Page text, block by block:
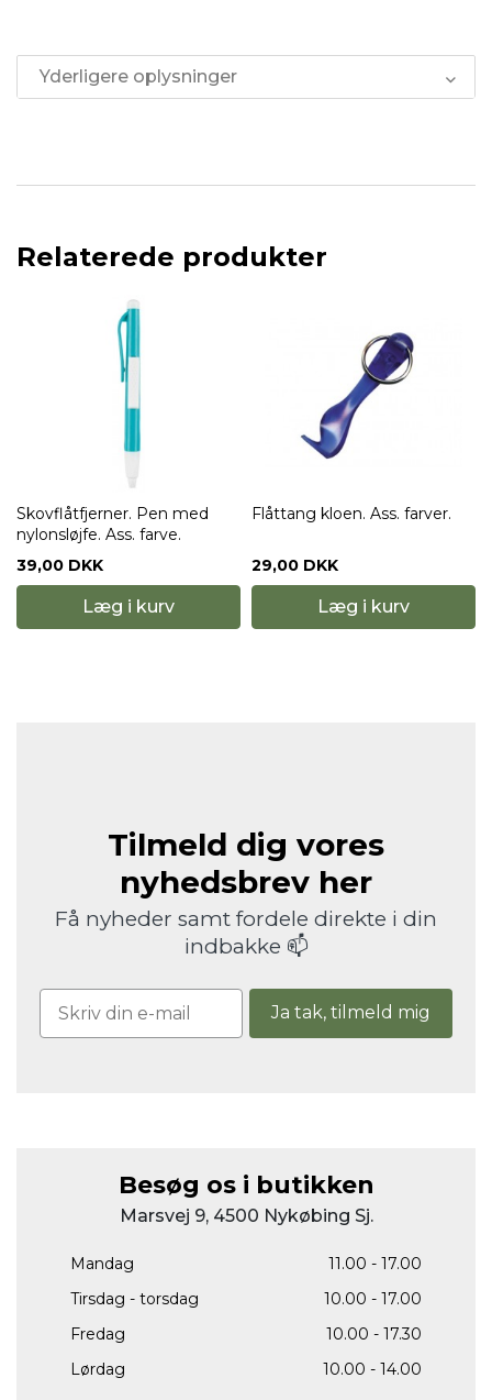
Yderligere oplysninger
Relaterede produkter
Skovflåtfjerner. Pen med
nylonsløjfe. Ass. farve.
39,00 DKK
Læg i kurv
Flåttang kloen. Ass. farver.
29,00 DKK
Læg i kurv
Tilmeld dig vores
nyhedsbrev her
Få nyheder samt fordele direkte i din
indbakke 📫
Ja tak, tilmeld mig
Besøg os i butikken
Marsvej 9, 4500 Nykøbing Sj.
Mandag
11.00 - 17.00
Tirsdag - torsdag
10.00 - 17.00
Fredag
10.00 - 17.30
Lørdag
10.00 - 14.00